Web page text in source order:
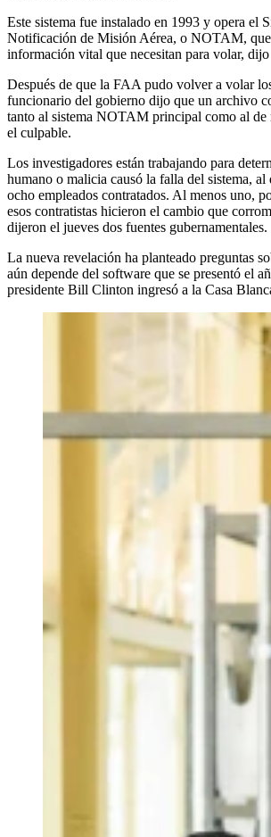
Este sistema fue instalado en 1993 y opera el
Notificación de Misión Aérea, o NOTAM,
información vital que necesitan para volar,
Después de que la FAA pudo volver a volar
funcionario del gobierno dijo que un archivo
tanto al sistema NOTAM principal como al de
el culpable.
Los investigadores están trabajando para
humano o malicia causó la falla del sistema, al
ocho empleados contratados. Al menos uno,
esos contratistas hicieron el cambio que
dijeron el jueves dos fuentes gubernamentales.
La nueva revelación ha planteado preguntas
aún depende del software que se presentó el
presidente Bill Clinton ingresó a la Casa